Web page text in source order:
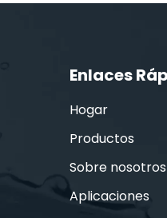
Enlaces
Hogar
Productos
Sobre nosotros
Aplicaciones